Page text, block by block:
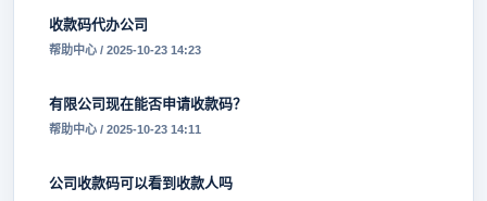
收款码代办公司
帮助中心 / 2025-10-23 14:23
有限公司现在能否申请收款码？
帮助中心 / 2025-10-23 14:11
公司收款码可以看到收款人吗